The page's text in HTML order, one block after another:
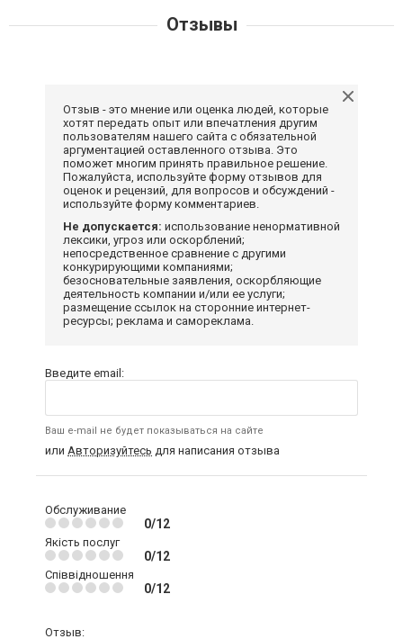
Отзывы
Отзыв - это мнение или оценка людей, которые
хотят передать опыт или впечатления другим
пользователям нашего сайта с обязательной
аргументацией оставленного отзыва. Это
поможет многим принять правильное решение.
Пожалуйста, используйте форму отзывов для
оценок и рецензий, для вопросов и обсуждений -
используйте форму комментариев.
Не допускается: использование ненормативной
лексики, угроз или оскорблений;
непосредственное сравнение с другими
конкурирующими компаниями;
безосновательные заявления, оскорбляющие
деятельность компании и/или ее услуги;
размещение ссылок на сторонние интернет-
ресурсы; реклама и самореклама.
Введите email:
Ваш e-mail не будет показываться на сайте
или Авторизуйтесь для написания отзыва
Обслуживание
0/12
Якість послуг
0/12
Співвідношення
0/12
Отзыв: